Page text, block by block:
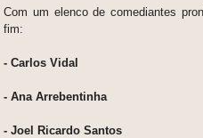
Com um elenco de comediantes
fim:
- Carlos Vidal
- Ana Arrebentinha
- Joel Ricardo Santos